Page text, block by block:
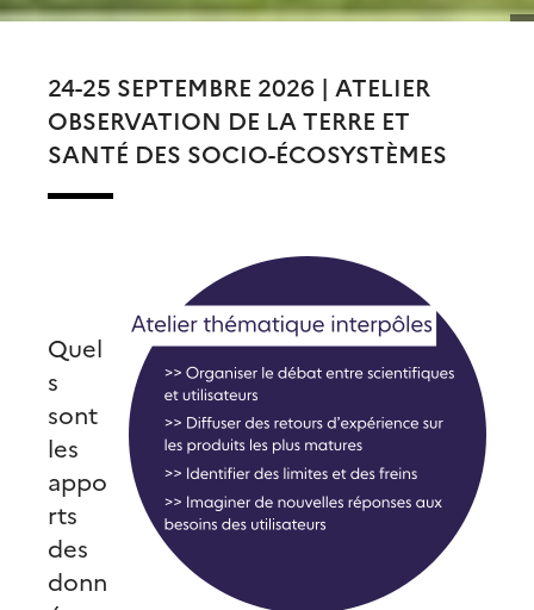
24-25 SEPTEMBRE 2026 | ATELIER
OBSERVATION DE LA TERRE ET
SANTÉ DES SOCIO-ÉCOSYSTÈMES
Quel
s
sont
les
appo
rts
des
donn